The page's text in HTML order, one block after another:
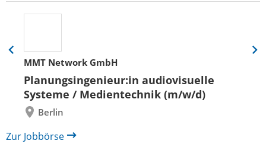
MMT Network GmbH
Planungsingenieur:in audiovisuelle
Systeme / Medientechnik (m/w/d)
Berlin
Eine
Folie
zurück
Eine
Zur Jobbörse